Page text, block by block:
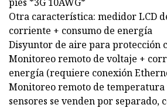
Otra característica: medidor LCD
corriente + consumo de energía
Disyuntor de aire para protección
Monitoreo remoto de voltaje +
energía (requiere conexión
Monitoreo remoto de temperatura
sensores se venden por separado,